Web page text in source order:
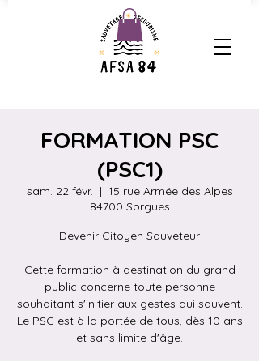
FORMATION PSC
(PSC1)
sam. 22 févr.
  |
15 rue Armée des Alpes
84700 Sorgues
Devenir Citoyen Sauveteur
Cette formation à destination du grand
public concerne toute personne
souhaitant s'initier aux gestes qui sauvent.
Le PSC est à la portée de tous, dès 10 ans
et sans limite d'âge.